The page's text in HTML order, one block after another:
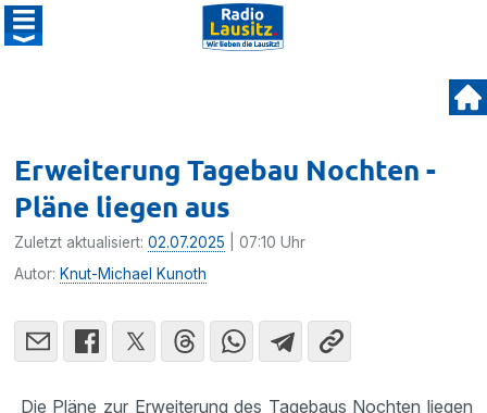
Erweiterung Tagebau Nochten -
Pläne liegen aus
Zuletzt aktualisiert:02.07.2025 | 07:10 Uhr
Autor: Knut-Michael Kunoth
Die Pläne zur Erweiterung des Tagebaus Nochten liegen